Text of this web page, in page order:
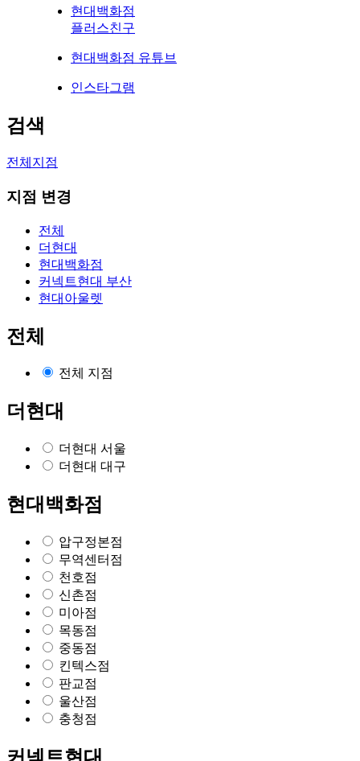
현대백화점
플러스친구
현대백화점 유튜브
인스타그램
검색
전체지점
지점 변경
전체
더현대
현대백화점
커넥트현대 부산
현대아울렛
전체
전체 지점
더현대
더현대 서울
더현대 대구
현대백화점
압구정본점
무역센터점
천호점
신촌점
미아점
목동점
중동점
킨텍스점
판교점
울산점
충청점